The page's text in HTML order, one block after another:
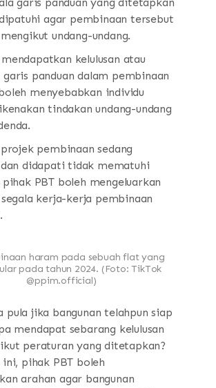
agar pembinaan tersebut
undang-undang.
kelulusan atau
garis panduan dalam pembinaan
menyebabkan individu
tindakan undang-undang
pembinaan sedang
didapati tidak mematuhi
PBT boleh mengeluarkan
kerja-kerja pembinaan
haram pada sebuah flat yang
pada tahun 2024. (Foto: TikTok
@ppim.official)
pula jika bangunan telahpun siap
mendapat sebarang kelulusan
peraturan yang ditetapkan?
ini, pihak PBT boleh
arahan agar bangunan